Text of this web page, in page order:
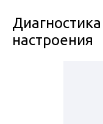
настроения